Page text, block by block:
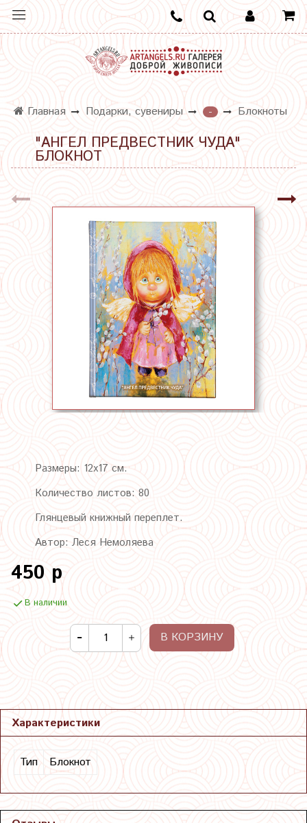
Главная Подарки, сувениры - Блокноты
"АНГЕЛ ПРЕДВЕСТНИК ЧУДА"
БЛОКНОТ
Размеры: 12х17 см.
Количество листов: 80
Глянцевый книжный переплет.
Автор: Леся Немоляева
450 р
В наличии
В КОРЗИНУ
Характеристики
Тип Блокнот